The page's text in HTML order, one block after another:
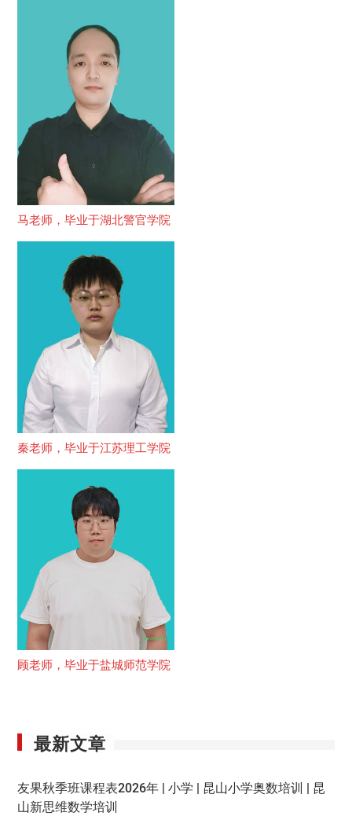
马老师，毕业于湖北警官学院
秦老师，毕业于江苏理工学院
顾老师，毕业于盐城师范学院
最新文章
友果秋季班课程表2026年 | 小学 | 昆山小学奥数培训 | 昆
山新思维数学培训